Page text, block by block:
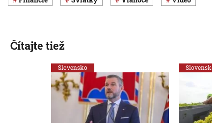
Čítajte tiež
Slovensko Slovensko